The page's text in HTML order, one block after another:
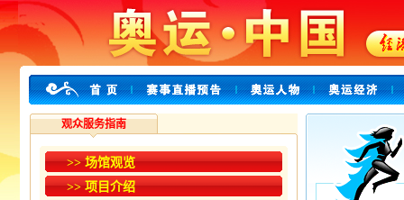
观众服务指南
>> 场馆观览
>> 项目介绍